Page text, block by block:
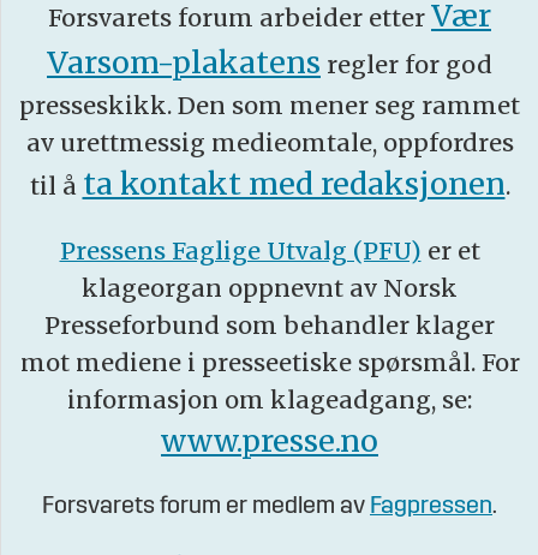
Forsvarets forum arbeider etter Vær
Varsom-plakatens regler for god
presseskikk. Den som mener seg rammet
av urettmessig medieomtale, oppfordres
til å ta kontakt med redaksjonen.
Pressens Faglige Utvalg (PFU) er et
klageorgan oppnevnt av Norsk
Presseforbund som behandler klager
mot mediene i presseetiske spørsmål. For
informasjon om klageadgang, se:
www.presse.no
Forsvarets forum er medlem av Fagpressen.